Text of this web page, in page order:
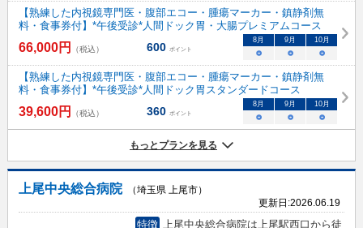
【熟練した内視鏡専門医・腹部エコー・腫瘍マーカー・鎮静剤無
料・食事券付】*午後受診*人間ドック胃・大腸プレミアムコース
66,000円 （税込） 600 ポイント
8月 9月 10月
○ ○ ○
【熟練した内視鏡専門医・腹部エコー・腫瘍マーカー・鎮静剤無
料・食事券付】*午後受診*人間ドック胃スタンダードコース
39,600円 （税込） 360 ポイント
8月 9月 10月
○ ○ ○
もっとプランを見る
上尾中央総合病院
（埼玉県 上尾市）
更新日:2026.06.19
特徴 上尾中央総合病院は上尾駅西口から徒